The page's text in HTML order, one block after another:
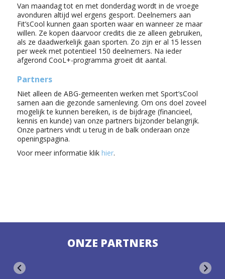
Van maandag tot en met donderdag wordt in de vroege
avonduren altijd wel ergens gesport. Deelnemers aan
Fit’sCool kunnen gaan sporten waar en wanneer ze maar
willen. Ze kopen daarvoor credits die ze alleen gebruiken,
als ze daadwerkelijk gaan sporten. Zo zijn er al 15 lessen
per week met potentieel 150 deelnemers. Na ieder
afgerond CooL+-programma groeit dit aantal.
Partners
Niet alleen de ABG-gemeenten werken met Sport’sCool
samen aan die gezonde samenleving. Om ons doel zoveel
mogelijk te kunnen bereiken, is de bijdrage (financieel,
kennis en kunde) van onze partners bijzonder belangrijk.
Onze partners vindt u terug in de balk onderaan onze
openingspagina.
Voor meer informatie klik hier.
ONZE PARTNERS